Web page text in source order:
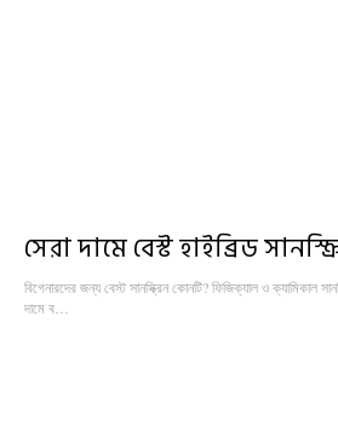
সেরা দামে বেস্ট হাইব্রিড
বিগেনারদের জন্য বেস্ট সানস্ক্রিন কোনটি? ফিজিক্যাল ও ক্যামিকাল
দামে ব…